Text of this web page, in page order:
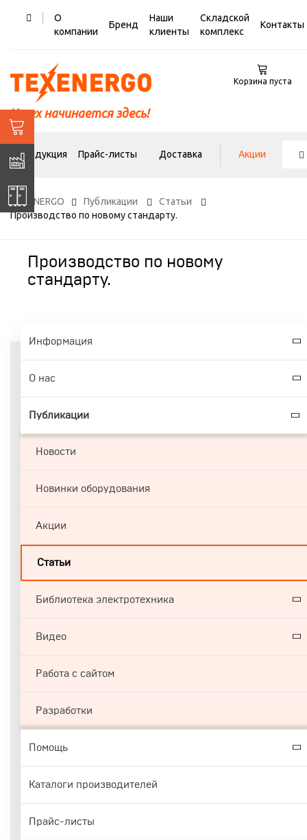
О
компании
Бренд
Наши
клиенты
Складской
комплекс
Контакты
Успех начинается здесь!
Корзина пуста
Продукция Прайс-листы Доставка Акции
TEXENERGO Публикации
Статьи
Производство по новому стандарту.
Производство по новому
стандарту.
Информация
О нас
Публикации
Новости
Новинки оборудования
Акции
Статьи
Библиотека электротехника
Видео
Работа с сайтом
Разработки
Помощь
Каталоги производителей
Прайс-листы